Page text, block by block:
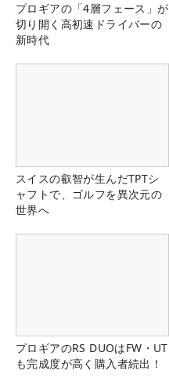
プロギアの「4層フェース」が
切り開く高初速ドライバーの
新時代
スイスの叡智が生んだTPTシ
ャフトで、ゴルフを異次元の
世界へ
プロギアのRS DUOはFW・UT
も完成度が高く購入者続出！